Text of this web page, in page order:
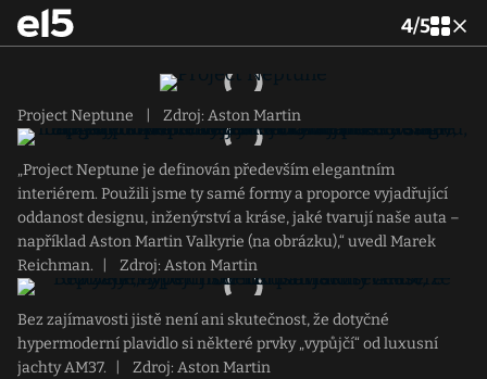
4/5
Project Neptune Zdroj: Aston Martin
„Project Neptune je definován především elegantním
interiérem. Použili jsme ty samé formy a proporce vyjadřující
oddanost designu, inženýrství a kráse, jaké tvarují naše auta –
například Aston Martin Valkyrie (na obrázku),“ uvedl Marek
Reichman.
Zdroj: Aston Martin
Bez zajímavosti jistě není ani skutečnost, že dotyčné
hypermoderní plavidlo si některé prvky „vypůjčí“ od luxusní
jachty AM37.
Zdroj: Aston Martin